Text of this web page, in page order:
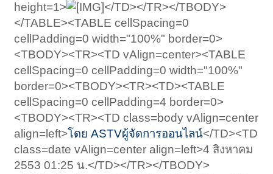
height=1>
</TD></TR></TBODY>
</TABLE><TABLE cellSpacing=0
cellPadding=0 width="100%" border=0>
<TBODY><TR><TD vAlign=center><TABLE
cellSpacing=0 cellPadding=0 width="100%"
border=0><TBODY><TR><TD><TABLE
cellSpacing=0 cellPadding=4 border=0>
<TBODY><TR><TD class=body vAlign=center
align=left>โดย ASTVผู้จัดการออนไลน์</TD><TD
class=date vAlign=center align=left>4 สิงหาคม
2553 01:25 น.</TD></TR></TBODY>